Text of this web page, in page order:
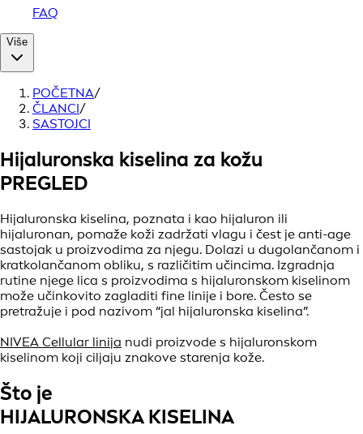
FAQ
Više
POČETNA/
ČLANCI/
SASTOJCI
Hijaluronska kiselina za kožu
PREGLED
Hijaluronska kiselina, poznata i kao hijaluron ili
hijaluronan, pomaže koži zadržati vlagu i čest je anti-age
sastojak u proizvodima za njegu. Dolazi u dugolančanom i
kratkolančanom obliku, s različitim učincima. Izgradnja
rutine njege lica s proizvodima s hijaluronskom kiselinom
može učinkovito zagladiti fine linije i bore. Često se
pretražuje i pod nazivom “jal hijaluronska kiselina”.
NIVEA Cellular linija nudi proizvode s hijaluronskom
kiselinom koji ciljaju znakove starenja kože.
Što je
HIJALURONSKA KISELINA